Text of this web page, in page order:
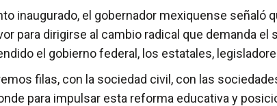
inaugurado, el gobernador mexiquense
para dirigirse al cambio radical que demanda
el gobierno federal, los estatales,
filas, con la sociedad civil, con las
para impulsar esta reforma educativa y